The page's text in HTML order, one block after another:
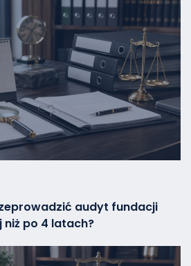
audyt fundacji
niż po 4 latach?